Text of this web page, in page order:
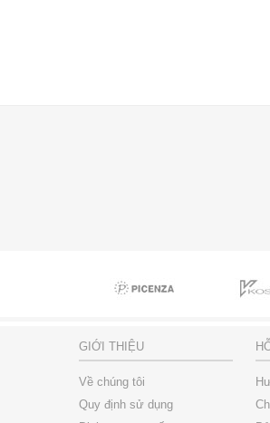
GIỚI THIỆU
Về chúng tôi
Quy định sử dụng